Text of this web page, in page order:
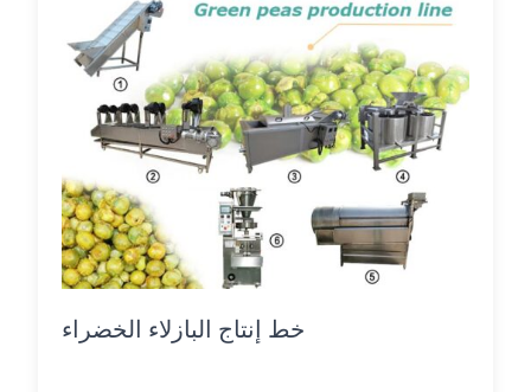
خط إنتاج البازلاء الخضراء